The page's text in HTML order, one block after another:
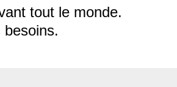
tout le monde.